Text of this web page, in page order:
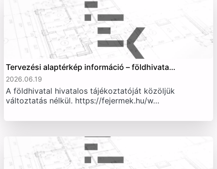
Tervezési alaptérkép információ – földhivata…
2026.06.19
A földhivatal hivatalos tájékoztatóját közöljük
változtatás nélkül. https://fejermek.hu/w…